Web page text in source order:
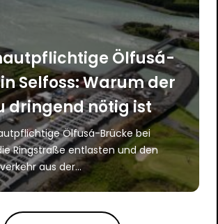
Ölfusá-
Selfoss: Warum der
dringend nötig ist
Ölfusá-Brücke bei
Ringstraße entlasten und den
aus der...